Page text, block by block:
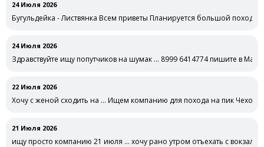
24 Июля 2026
Бугульдейка - Листвянка Всем приветы Планируется большой поход
24 Июля 2026
Здравствуйте ищу попутчиков на шумак … 8999 6414774 пишите в Макс
22 Июля 2026
Хочу с женой сходить на … Ищем компанию для похода на пик
21 Июля 2026
ищу просто компанию 21 июля … хочу рано утром отъехать с вокзала